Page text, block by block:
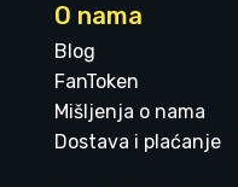
O nama
Blog
FanToken
Mišljenja o nama
Dostava i plaćanje